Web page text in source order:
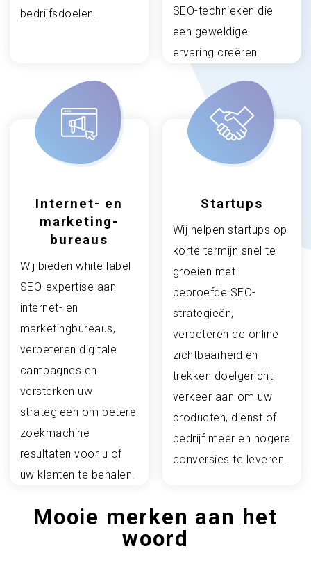
bedrijfsdoelen.
SEO-technieken die
een geweldige
ervaring creëren.
Internet- en
marketing-
bureaus
Wij bieden white label
SEO-expertise aan
internet- en
marketingbureaus,
verbeteren digitale
campagnes en
versterken uw
strategieën om betere
zoekmachine
resultaten voor u of
uw klanten te behalen.
Startups
Wij helpen startups op
korte termijn snel te
groeien met
beproefde SEO-
strategieën,
verbeteren de online
zichtbaarheid en
trekken doelgericht
verkeer aan om uw
producten, dienst of
bedrijf meer en hogere
conversies te leveren.
Mooie merken aan het
woord